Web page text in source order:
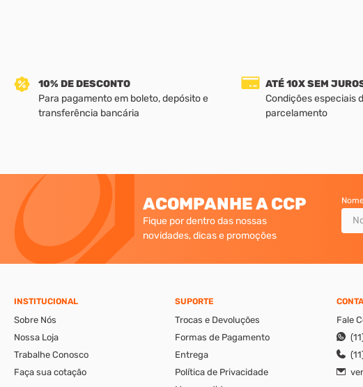
10% DE DESCONTO
Para pagamento em boleto, depósito e
transferência bancária
ATÉ 10X SEM
Condições especiais
parcelamento
ACOMPANHE A CCP
Fique por dentro das nossas
novidades, dicas e promoções
INSTITUCIONAL
Sobre Nós
Nossa Loja
Trabalhe Conosco
Faça sua cotação
SUPORTE
Trocas e Devoluções
Formas de Pagamento
Entrega
Política de Privacidade
Fale